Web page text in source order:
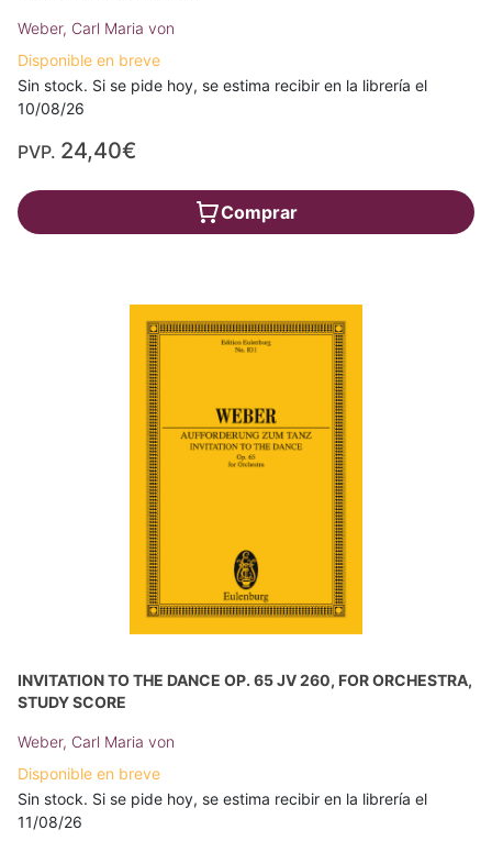
Weber, Carl Maria von
Disponible en breve
Sin stock. Si se pide hoy, se estima recibir en la librería el
10/08/26
PVP. 24,40€
Comprar
INVITATION TO THE DANCE OP. 65 JV 260, FOR ORCHESTRA,
STUDY SCORE
Weber, Carl Maria von
Disponible en breve
Sin stock. Si se pide hoy, se estima recibir en la librería el
11/08/26